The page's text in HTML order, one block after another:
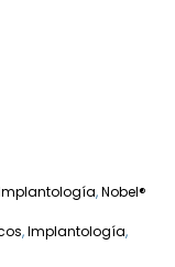
,Nobel®
,Implantología,